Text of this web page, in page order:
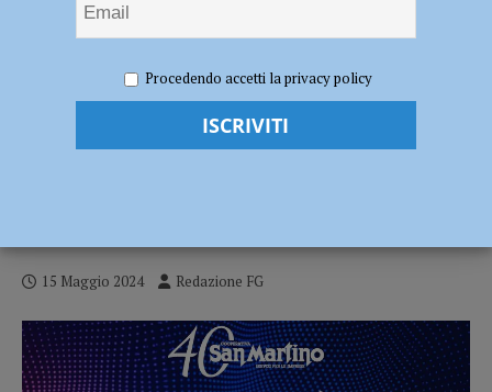
fisica tra le materie scolastiche, il progetto Wahps approda a Piacenza
– AUDIO
I valori dell’attività fisica tra le materie
15 Maggio 2024 Redazione FG
Procedendo accetti la privacy policy